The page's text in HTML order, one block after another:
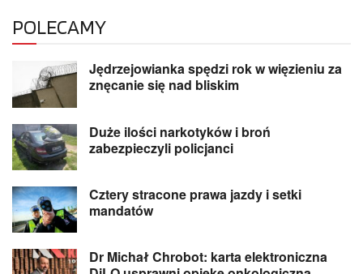
POLECAMY
Jędrzejowianka spędzi rok w więzieniu za
znęcanie się nad bliskim
Duże ilości narkotyków i broń
zabezpieczyli policjanci
Cztery stracone prawa jazdy i setki
mandatów
Dr Michał Chrobot: karta elektroniczna